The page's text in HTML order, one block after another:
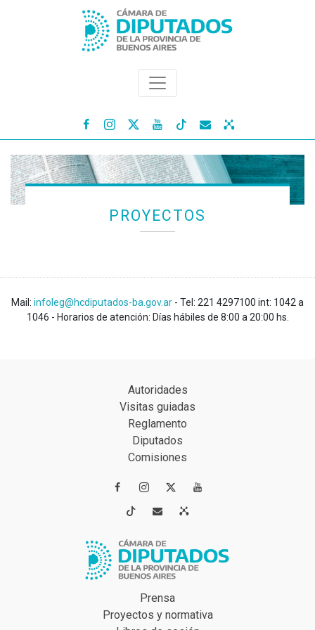
   
PROYECTOS
Mail: infoleg@hcdiputados-ba.gov.ar - Tel: 221 4297100 int: 1042 a
1046 - Horarios de atención: Días hábiles de 8:00 a 20:00 hs.
Autoridades
Visitas guiadas
Reglamento
Diputados
Comisiones
 
 
Prensa
Proyectos y normativa